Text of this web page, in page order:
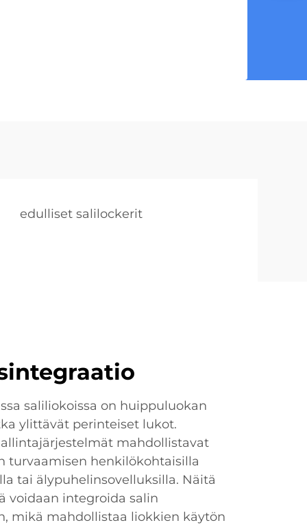
edulliset salilockerit
saliliokoissa on huippuluokan
ylittävät perinteiset lukot.
mahdollistavat
turvaamisen henkilökohtaisilla
tai älypuhelinsovelluksilla. Näitä
voidaan integroida salin
mikä mahdollistaa liokkien käytön